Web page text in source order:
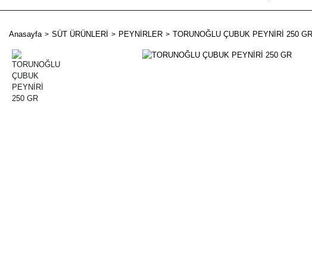
Anasayfa SÜT ÜRÜNLERİ PEYNİRLER TORUNOĞLU ÇUBUK PEYNİRİ 250 GR